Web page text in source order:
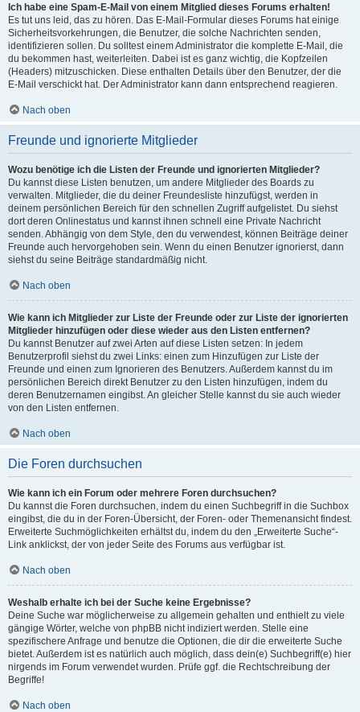
Ich habe eine Spam-E-Mail von einem Mitglied dieses Forums erhalten!
Es tut uns leid, das zu hören. Das E-Mail-Formular dieses Forums hat einige
Sicherheitsvorkehrungen, die Benutzer, die solche Nachrichten senden,
identifizieren sollen. Du solltest einem Administrator die komplette E-Mail, die
du bekommen hast, weiterleiten. Dabei ist es ganz wichtig, die Kopfzeilen
(Headers) mitzuschicken. Diese enthalten Details über den Benutzer, der die
E-Mail verschickt hat. Der Administrator kann dann entsprechend reagieren.
Nach oben
Freunde und ignorierte Mitglieder
Wozu benötige ich die Listen der Freunde und ignorierten Mitglieder?
Du kannst diese Listen benutzen, um andere Mitglieder des Boards zu
verwalten. Mitglieder, die du deiner Freundesliste hinzufügst, werden in
deinem persönlichen Bereich für den schnellen Zugriff aufgelistet. Du siehst
dort deren Onlinestatus und kannst ihnen schnell eine Private Nachricht
senden. Abhängig von dem Style, den du verwendest, können Beiträge deiner
Freunde auch hervorgehoben sein. Wenn du einen Benutzer ignorierst, dann
siehst du seine Beiträge standardmäßig nicht.
Nach oben
Wie kann ich Mitglieder zur Liste der Freunde oder zur Liste der ignorierten
Mitglieder hinzufügen oder diese wieder aus den Listen entfernen?
Du kannst Benutzer auf zwei Arten auf diese Listen setzen: In jedem
Benutzerprofil siehst du zwei Links: einen zum Hinzufügen zur Liste der
Freunde und einen zum Ignorieren des Benutzers. Außerdem kannst du im
persönlichen Bereich direkt Benutzer zu den Listen hinzufügen, indem du
deren Benutzernamen eingibst. An gleicher Stelle kannst du sie auch wieder
von den Listen entfernen.
Nach oben
Die Foren durchsuchen
Wie kann ich ein Forum oder mehrere Foren durchsuchen?
Du kannst die Foren durchsuchen, indem du einen Suchbegriff in die Suchbox
eingibst, die du in der Foren-Übersicht, der Foren- oder Themenansicht findest.
Erweiterte Suchmöglichkeiten erhältst du, indem du den „Erweiterte Suche“-
Link anklickst, der von jeder Seite des Forums aus verfügbar ist.
Nach oben
Weshalb erhalte ich bei der Suche keine Ergebnisse?
Deine Suche war möglicherweise zu allgemein gehalten und enthielt zu viele
gängige Wörter, welche von phpBB nicht indiziert werden. Stelle eine
spezifischere Anfrage und benutze die Optionen, die dir die erweiterte Suche
bietet. Außerdem ist es natürlich auch möglich, dass dein(e) Suchbegriff(e) hier
nirgends im Forum verwendet wurden. Prüfe ggf. die Rechtschreibung der
Begriffe!
Nach oben